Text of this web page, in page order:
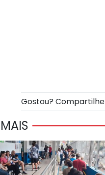
Gostou? Compartilhe